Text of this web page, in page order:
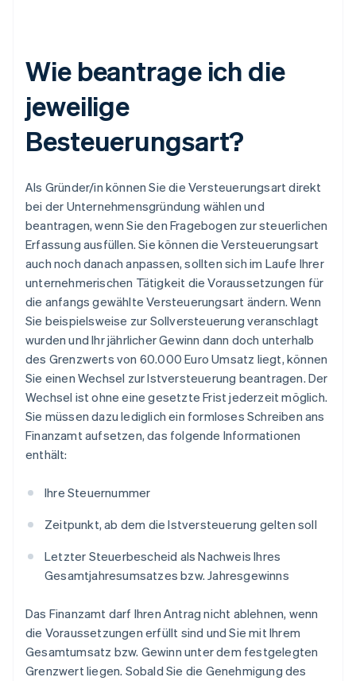
Wie beantrage ich die
jeweilige
Besteuerungsart?
Als Gründer/in können Sie die Versteuerungsart direkt
bei der Unternehmensgründung wählen und
beantragen, wenn Sie den Fragebogen zur steuerlichen
Erfassung ausfüllen. Sie können die Versteuerungsart
auch noch danach anpassen, sollten sich im Laufe Ihrer
unternehmerischen Tätigkeit die Voraussetzungen für
die anfangs gewählte Versteuerungsart ändern. Wenn
Sie beispielsweise zur Sollversteuerung veranschlagt
wurden und Ihr jährlicher Gewinn dann doch unterhalb
des Grenzwerts von 60.000 Euro Umsatz liegt, können
Sie einen Wechsel zur Istversteuerung beantragen. Der
Wechsel ist ohne eine gesetzte Frist jederzeit möglich.
Sie müssen dazu lediglich ein formloses Schreiben ans
Finanzamt aufsetzen, das folgende Informationen
enthält:
Ihre Steuernummer
Zeitpunkt, ab dem die Istversteuerung gelten soll
Letzter Steuerbescheid als Nachweis Ihres
Gesamtjahresumsatzes bzw. Jahresgewinns
Das Finanzamt darf Ihren Antrag nicht ablehnen, wenn
die Voraussetzungen erfüllt sind und Sie mit Ihrem
Gesamtumsatz bzw. Gewinn unter dem festgelegten
Grenzwert liegen. Sobald Sie die Genehmigung des